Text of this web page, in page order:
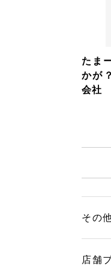
たま
かが
会社
その
店舗